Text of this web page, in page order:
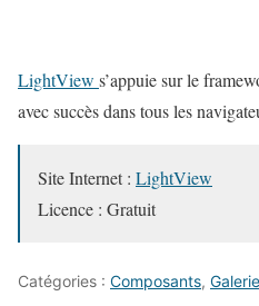
LightView s’appuie sur le
avec succès dans tous les
Site Internet : LightView
Licence : Gratuit
Catégories : Composants,